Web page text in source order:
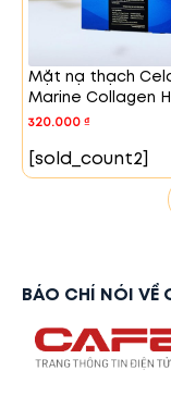
Mặt nạ thạch
Marine Collagen
Mask (Hộp 3 chiếc)
320.000₫
[sold_count2]
BÁO CHÍ NÓI VỀ